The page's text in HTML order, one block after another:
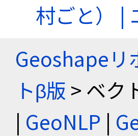
村ごと） |
Geoshapeリ
トβ版 > ベク
| GeoNLP |